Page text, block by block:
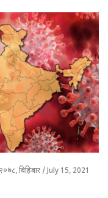
बिहिबार / July 15, 2021